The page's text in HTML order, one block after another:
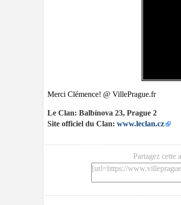
Merci Clémence! @ VillePrague.fr
Le Clan: Balbínova 23, Prague 2
Site officiel du Clan: www.leclan.cz
Partagez cette